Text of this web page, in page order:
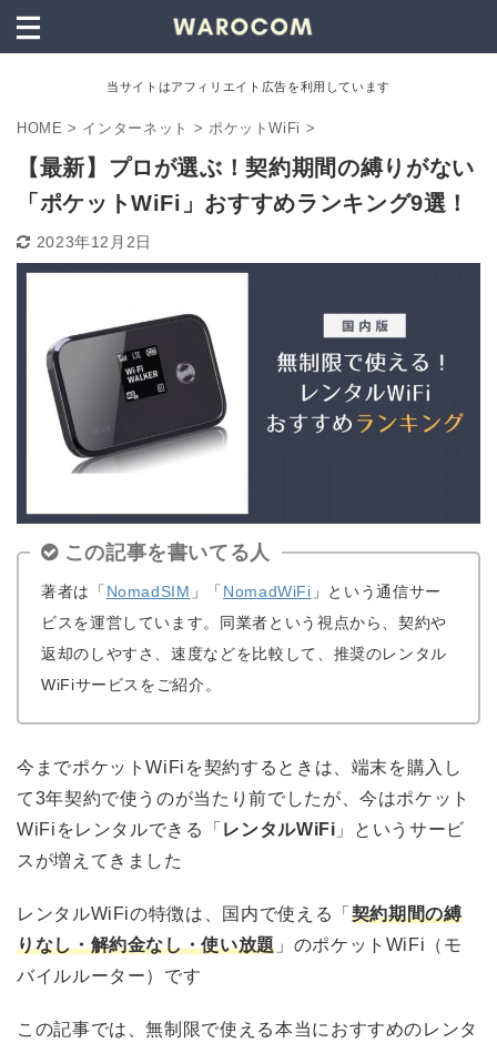
当サイトはアフィリエイト広告を利用しています
HOME > インターネット > ポケットWiFi >
【最新】プロが選ぶ！契約期間の縛りがない
「ポケットWiFi」おすすめランキング9選！
2023年12月2日
この記事を書いてる人
著者は「 NomadSIM 」「 NomadWiFi 」という通信サー
ビスを運営しています。同業者という視点から、契約や
返却のしやすさ、速度などを比較して、推奨のレンタル
WiFiサービスをご紹介。
今までポケットWiFiを契約するときは、端末を購入し
て3年契約で使うのが当たり前でしたが、今はポケット
WiFiをレンタルできる「 レンタルWiFi 」というサービ
スが増えてきました
レンタルWiFiの特徴は、国内で使える「 契約期間の縛
りなし・解約金なし・使い放題」のポケットWiFi（モ
バイルルーター）です
この記事では、無制限で使える本当におすすめのレンタ